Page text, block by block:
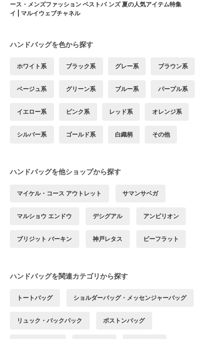
ース・メンズファッション ベストバ
イ | マルイウェブチャネル
ンズ 夏の人気アイテム特集
ハンドバッグを色から探す
ホワイト系 ブラック系 グレー系 ブラウン系
ベージュ系 グリーン系 ブルー系 パープル系
イエロー系 ピンク系 レッド系 オレンジ系
シルバー系 ゴールド系 白織柄 その他
ハンドバッグを他ショップから探す
マイケル・コース アウトレット サマンサベガ
マルショウ エンドウ デシグアル アンビリオン
ブリジット バーキン 神戸レタス ビーフラット
ハンドバッグを関連カテゴリから探す
トートバッグ ショルダーバッグ・メッセンジャーバッグ
リュック・バックパック ボストンバッグ